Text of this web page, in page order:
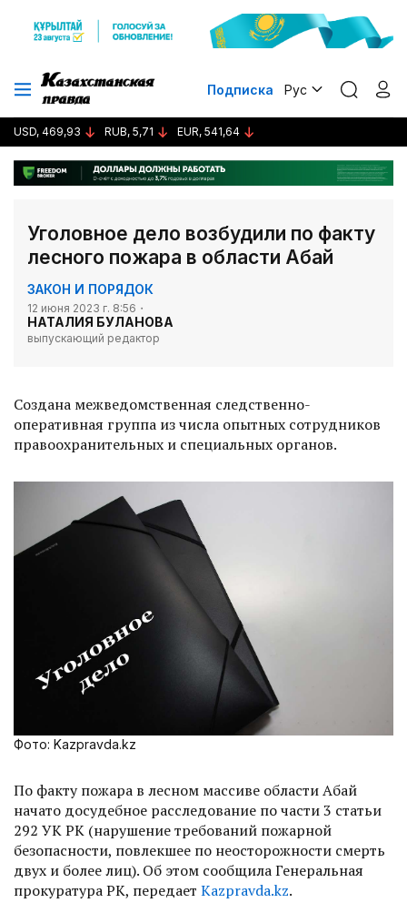
Подписка Рус
USD, 469,93 RUB, 5,71 EUR, 541,64
Уголовное дело возбудили по факту
лесного пожара в области Абай
ЗАКОН И ПОРЯДОК
12 июня 2023 г. 8:56
НАТАЛИЯ БУЛАНОВА
выпускающий редактор
Создана межведомственная следственно-
оперативная группа из числа опытных сотрудников
правоохранительных и специальных органов.
Фото: Kazpravda.kz
По факту пожара в лесном массиве области Абай
начато досудебное расследование по части 3 статьи
292 УК РК (нарушение требований пожарной
безопасности, повлекшее по неосторожности смерть
двух и более лиц). Об этом сообщила Генеральная
прокуратура РК, передает Kazpravda.kz.